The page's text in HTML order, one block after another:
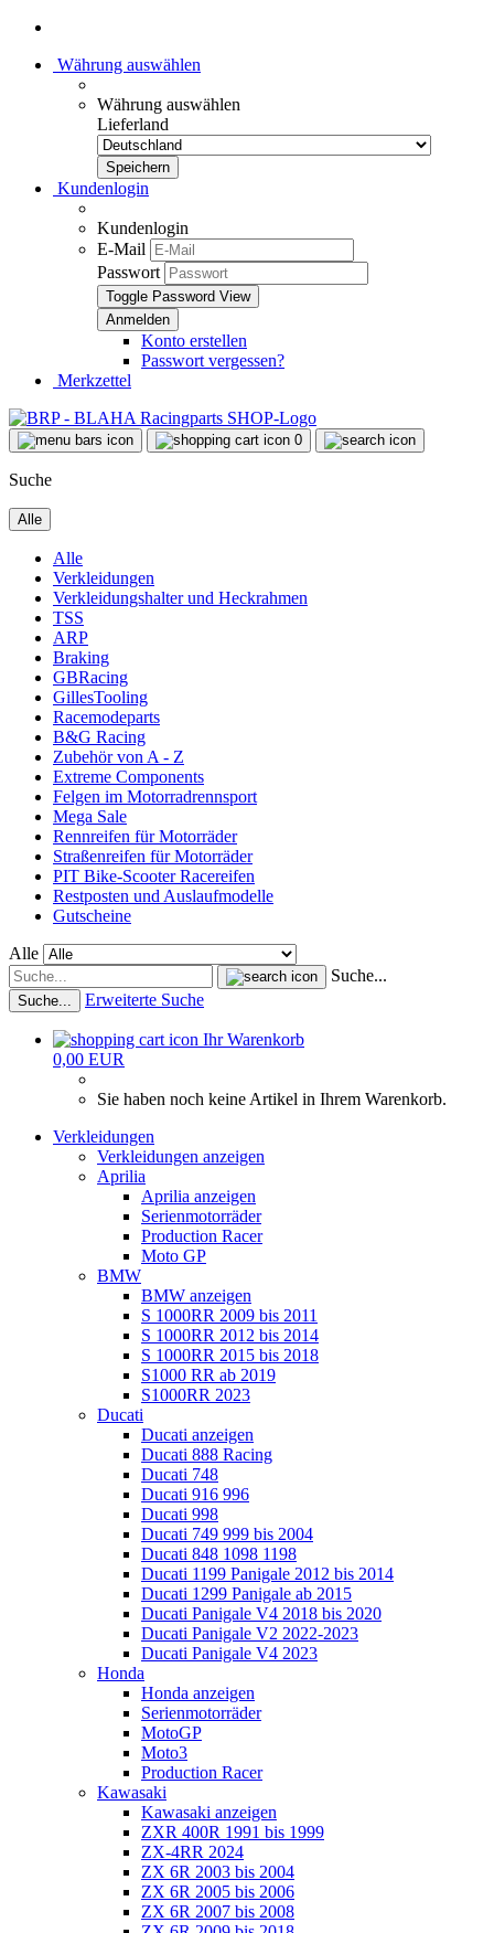
Währung auswählen
Währung auswählen
Lieferland
Kundenlogin
Kundenlogin
E-Mail
Passwort
Toggle Password View
Konto erstellen
Passwort vergessen?
Merkzettel
0
Suche
Alle
Alle
Verkleidungen
Verkleidungshalter und Heckrahmen
TSS
ARP
Braking
GBRacing
GillesTooling
Racemodeparts
B&G Racing
Zubehör von A - Z
Extreme Components
Felgen im Motorradrennsport
Mega Sale
Rennreifen für Motorräder
Straßenreifen für Motorräder
PIT Bike-Scooter Racereifen
Restposten und Auslaufmodelle
Gutscheine
Alle
Suche...
Suche... Erweiterte Suche
Ihr Warenkorb
0,00 EUR
Sie haben noch keine Artikel in Ihrem Warenkorb.
Verkleidungen
Verkleidungen anzeigen
Aprilia
Aprilia anzeigen
Serienmotorräder
Production Racer
Moto GP
BMW
BMW anzeigen
S 1000RR 2009 bis 2011
S 1000RR 2012 bis 2014
S 1000RR 2015 bis 2018
S1000 RR ab 2019
S1000RR 2023
Ducati
Ducati anzeigen
Ducati 888 Racing
Ducati 748
Ducati 916 996
Ducati 998
Ducati 749 999 bis 2004
Ducati 848 1098 1198
Ducati 1199 Panigale 2012 bis 2014
Ducati 1299 Panigale ab 2015
Ducati Panigale V4 2018 bis 2020
Ducati Panigale V2 2022-2023
Ducati Panigale V4 2023
Honda
Honda anzeigen
Serienmotorräder
MotoGP
Moto3
Production Racer
Kawasaki
Kawasaki anzeigen
ZXR 400R 1991 bis 1999
ZX-4RR 2024
ZX 6R 2003 bis 2004
ZX 6R 2005 bis 2006
ZX 6R 2007 bis 2008